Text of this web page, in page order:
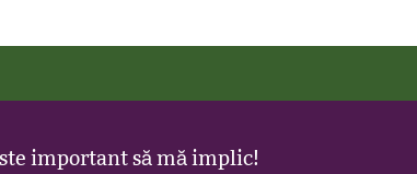
important să mă implic!